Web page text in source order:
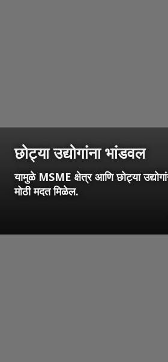
छोट्या उद्योगांना भांडवल
यामुळे MSME क्षेत्र आणि छोट्या
मोठी मदत मिळेल.